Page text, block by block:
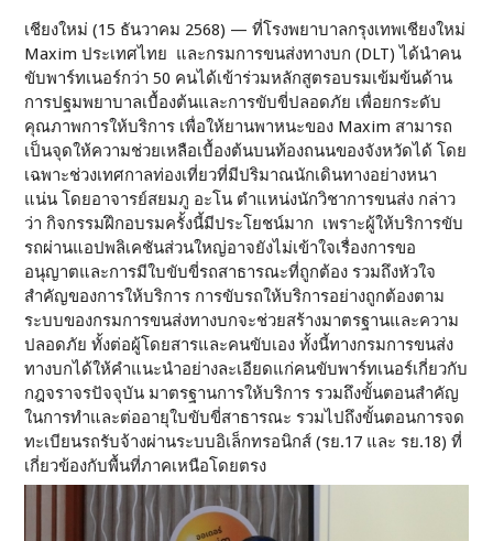
เชียงใหม่ (15 ธันวาคม 2568) — ที่โรงพยาบาลกรุงเทพเชียงใหม่
Maxim ประเทศไทย และกรมการขนส่งทางบก (DLT) ได้นำคน
ขับพาร์ทเนอร์กว่า 50 คนได้เข้าร่วมหลักสูตรอบรมเข้มข้นด้าน
การปฐมพยาบาลเบื้องต้นและการขับขี่ปลอดภัย เพื่อยกระดับ
คุณภาพการให้บริการ เพื่อให้ยานพาหนะของ Maxim สามารถ
เป็นจุดให้ความช่วยเหลือเบื้องต้นบนท้องถนนของจังหวัดได้ โดย
เฉพาะช่วงเทศกาลท่องเที่ยวที่มีปริมาณนักเดินทางอย่างหนา
แน่น โดยอาจารย์สยมภู อะโน ตำแหน่งนักวิชาการขนส่ง กล่าว
ว่า กิจกรรมฝึกอบรมครั้งนี้มีประโยชน์มาก เพราะผู้ให้บริการขับ
รถผ่านแอปพลิเคชันส่วนใหญ่อาจยังไม่เข้าใจเรื่องการขอ
อนุญาตและการมีใบขับขี่รถสาธารณะที่ถูกต้อง รวมถึงหัวใจ
สำคัญของการให้บริการ การขับรถให้บริการอย่างถูกต้องตาม
ระบบของกรมการขนส่งทางบกจะช่วยสร้างมาตรฐานและความ
ปลอดภัย ทั้งต่อผู้โดยสารและคนขับเอง ทั้งนี้ทางกรมการขนส่ง
ทางบกได้ให้คำแนะนำอย่างละเอียดแก่คนขับพาร์ทเนอร์เกี่ยวกับ
กฎจราจรปัจจุบัน มาตรฐานการให้บริการ รวมถึงขั้นตอนสำคัญ
ในการทำและต่ออายุใบขับขี่สาธารณะ รวมไปถึงขั้นตอนการจด
ทะเบียนรถรับจ้างผ่านระบบอิเล็กทรอนิกส์ (รย.17 และ รย.18) ที่
เกี่ยวข้องกับพื้นที่ภาคเหนือโดยตรง